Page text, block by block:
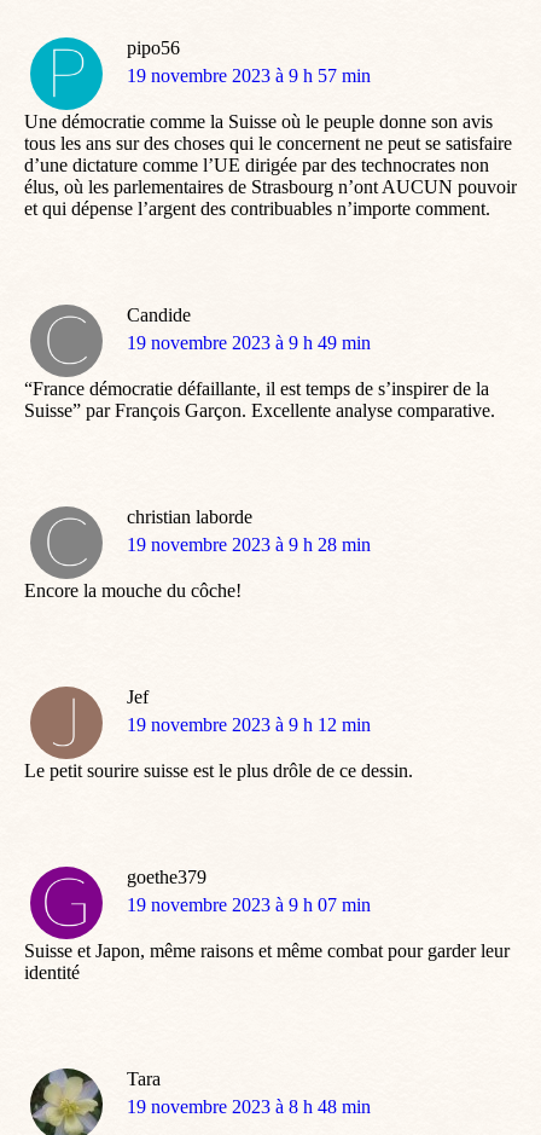
pipo56
dit
19 novembre 2023 à 9 h 57 min
Une démocratie comme la Suisse où le peuple donne son avis
tous les ans sur des choses qui le concernent ne peut se satisfaire
d’une dictature comme l’UE dirigée par des technocrates non
élus, où les parlementaires de Strasbourg n’ont AUCUN pouvoir
et qui dépense l’argent des contribuables n’importe comment.
Candide
dit
19 novembre 2023 à 9 h 49 min
“France démocratie défaillante, il est temps de s’inspirer de la
Suisse” par François Garçon. Excellente analyse comparative.
christian laborde
dit
19 novembre 2023 à 9 h 28 min
Encore la mouche du côche!
Jef
dit
19 novembre 2023 à 9 h 12 min
Le petit sourire suisse est le plus drôle de ce dessin.
goethe379
dit
19 novembre 2023 à 9 h 07 min
Suisse et Japon, même raisons et même combat pour garder leur
identité
Tara
dit
19 novembre 2023 à 8 h 48 min